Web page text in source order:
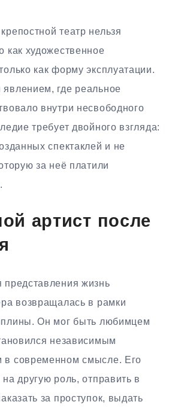
театр нельзя
как художественное
как форму эксплуатации.
где реальное
внутри несвободного
требует двойного взгляда:
спектаклей и не
за неё платили
артист после
представления жизнь
возвращалась в рамки
Он мог быть любимцем
независимым
в современном смысле. Его
другую роль, отправить в
за проступок, выдать